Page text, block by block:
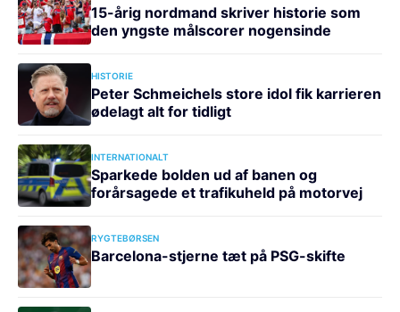
15-årig nordmand skriver historie som
den yngste målscorer nogensinde
HISTORIE
Peter Schmeichels store idol fik karrieren
ødelagt alt for tidligt
INTERNATIONALT
Sparkede bolden ud af banen og
forårsagede et trafikuheld på motorvej
RYGTEBØRSEN
Barcelona-stjerne tæt på PSG-skifte